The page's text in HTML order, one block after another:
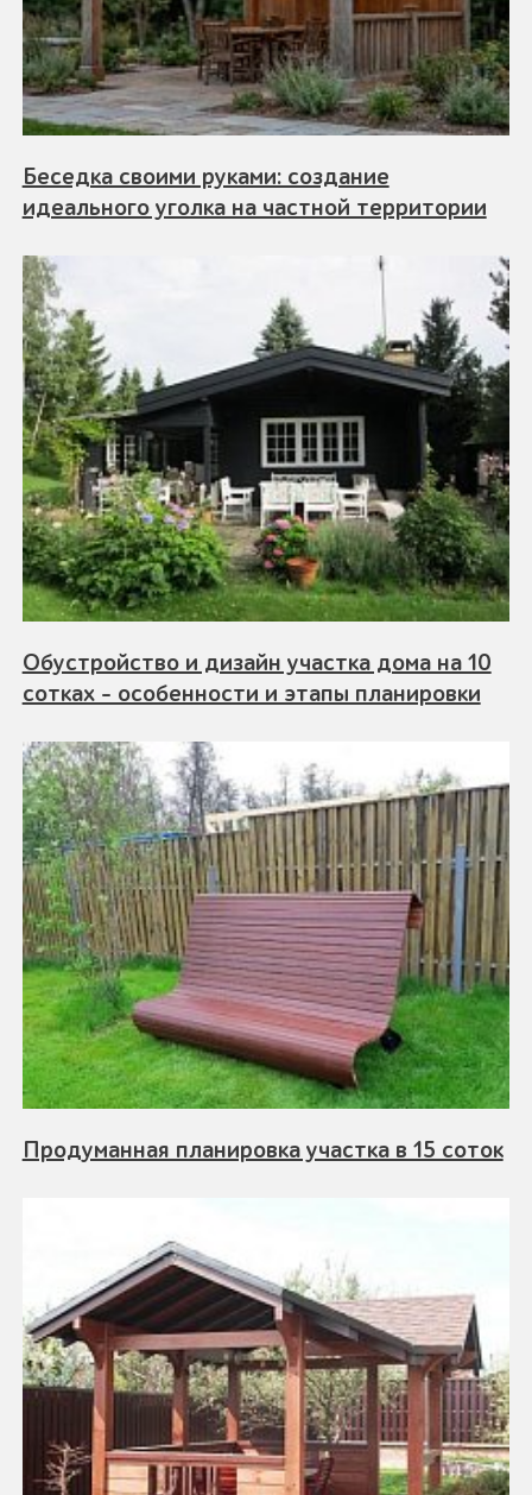
Беседка своими руками: создание
идеального уголка на частной территории
Обустройство и дизайн участка дома на 10
сотках - особенности и этапы планировки
Продуманная планировка участка в 15 соток